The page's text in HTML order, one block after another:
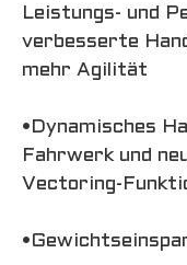
Leistungs- und
verbesserte
mehr Agilität
•Dynamisches
Fahrwerk und
Vectoring-